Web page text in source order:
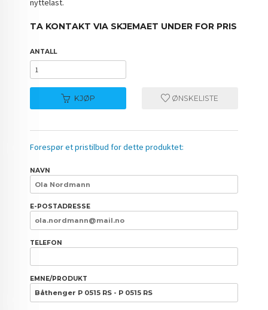
nyttelast.
TA KONTAKT VIA SKJEMAET UNDER FOR PRIS
ANTALL
KJØP ØNSKELISTE
Forespør et pristilbud for dette produktet:
NAVN
E-POSTADRESSE
TELEFON
EMNE/PRODUKT